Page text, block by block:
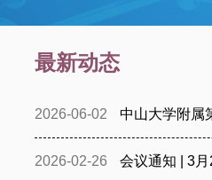
航
痕
迹
最新动态
2026-06-02 中山大学附属
2026-02-26 会议通知 | 3